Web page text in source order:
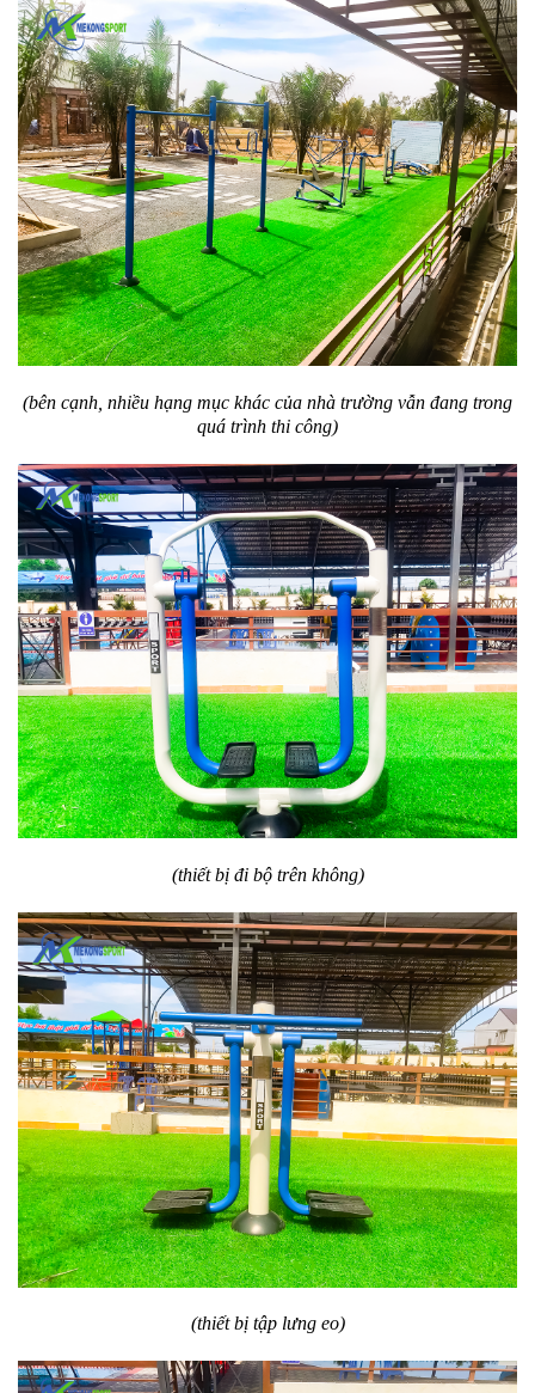
(bên cạnh, nhiều hạng mục khác của nhà trường vẫn đang trong
quá trình thi công)
(thiết bị đi bộ trên không)
(thiết bị tập lưng eo)